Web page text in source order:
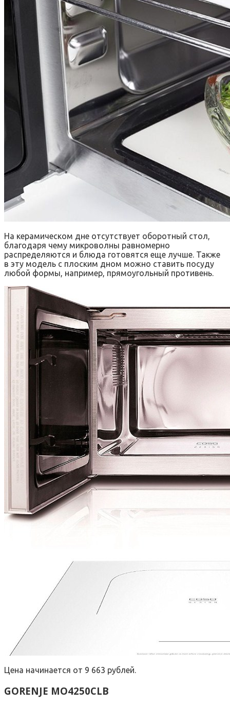
На керамическом дне отсутствует оборотный стол,
благодаря чему микроволны равномерно
распределяются и блюда готовятся еще лучше. Также
в эту модель с плоским дном можно ставить посуду
любой формы, например, прямоугольный противень.
Цена начинается от 9 663 рублей.
GORENJE MO4250CLB